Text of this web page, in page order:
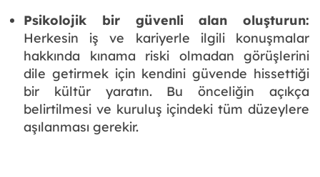
Psikolojik bir güvenli alan oluşturun:
Herkesin iş ve kariyerle ilgili konuşmalar
hakkında kınama riski olmadan görüşlerini
dile getirmek için kendini güvende hissettiği
bir kültür yaratın. Bu önceliğin açıkça
belirtilmesi ve kuruluş içindeki tüm düzeylere
aşılanması gerekir.